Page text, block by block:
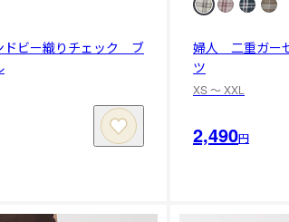
ビー織りチェック ブ
婦人 二重ガー
ツ
XS 〜 XXL
2,490円